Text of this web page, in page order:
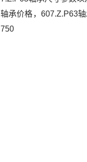
轴承价格，607.Z.P63
750